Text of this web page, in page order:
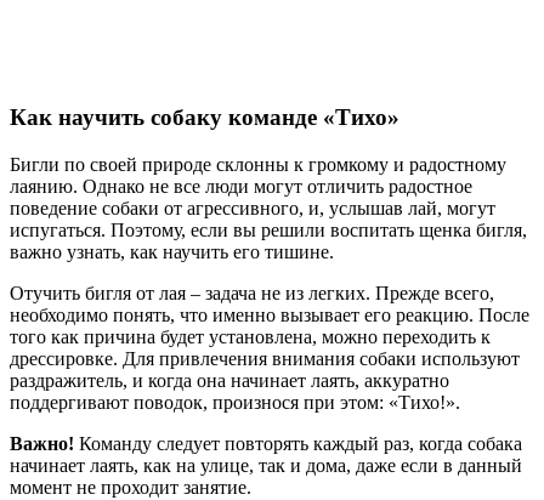
Как научить собаку команде «Тихо»
Бигли по своей природе склонны к громкому и радостному
лаянию. Однако не все люди могут отличить радостное
поведение собаки от агрессивного, и, услышав лай, могут
испугаться. Поэтому, если вы решили воспитать щенка бигля,
важно узнать, как научить его тишине.
Отучить бигля от лая – задача не из легких. Прежде всего,
необходимо понять, что именно вызывает его реакцию. После
того как причина будет установлена, можно переходить к
дрессировке. Для привлечения внимания собаки используют
раздражитель, и когда она начинает лаять, аккуратно
поддергивают поводок, произнося при этом: «Тихо!».
Важно! Команду следует повторять каждый раз, когда собака
начинает лаять, как на улице, так и дома, даже если в данный
момент не проходит занятие.